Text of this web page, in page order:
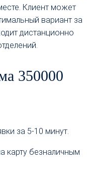
Клиент может
вариант за
дистанционно
350000
за 5-10 минут.
карту безналичным